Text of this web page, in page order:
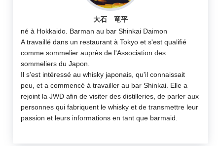
大石 竜平
né à Hokkaido. Barman au bar Shinkai Daimon
A travaillé dans un restaurant à Tokyo et s'est qualifié
comme sommelier auprès de l'Association des
sommeliers du Japon.
Il s'est intéressé au whisky japonais, qu'il connaissait
peu, et a commencé à travailler au bar Shinkai. Elle a
rejoint la JWD afin de visiter des distilleries, de parler aux
personnes qui fabriquent le whisky et de transmettre leur
passion et leurs informations en tant que barmaid.